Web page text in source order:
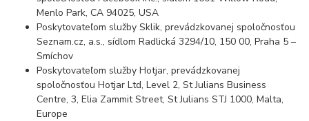
Menlo Park, CA 94025, USA
Poskytovateľom služby Sklik, prevádzkovanej spoločnosťou
Seznam.cz, a.s., sídlom Radlická 3294/10, 150 00, Praha 5 –
Smíchov
Poskytovateľom služby Hotjar, prevádzkovanej
spoločnosťou Hotjar Ltd, Level 2, St Julians Business
Centre, 3, Elia Zammit Street, St Julians STJ 1000, Malta,
Europe